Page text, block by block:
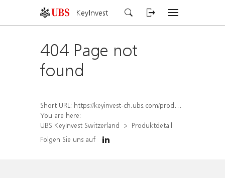
KeyInvest
404 Page not
found
Short URL: https://keyinvest-ch.ubs.com/produkt/detail/index/isin/CH1562210570
You are here:
UBS KeyInvest Switzerland
Produktdetail
Folgen Sie uns auf